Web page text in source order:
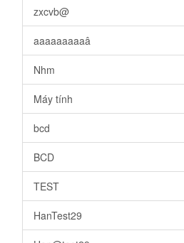
zxcvb@
aaaaaaaaaâ
Nhm
Máy tính
bcd
BCD
TEST
HanTest29